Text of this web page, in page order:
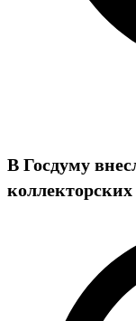
В Госдуму